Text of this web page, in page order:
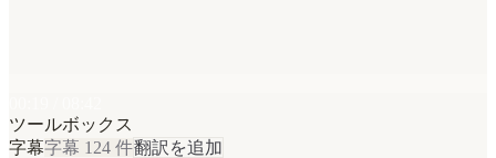
ツールボックス
字幕字幕 124 件翻訳を追加